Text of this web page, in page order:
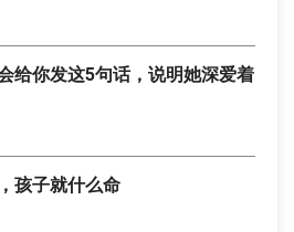
给你发这5句话，说明她深爱着
孩子就什么命